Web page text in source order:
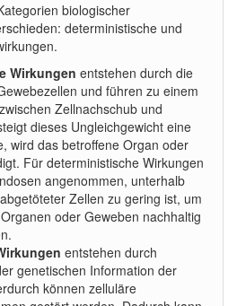
biologischer
deterministische und
Wirkungen entstehen durch die
und führen zu einem
Zellnachschub und
dieses Ungleichgewicht eine
wird das betroffene Organ oder
Für deterministische Wirkungen
angenommen, unterhalb
Zellen zu gering ist, um
oder Geweben nachhaltig
entstehen durch
genetischen Information der
können zelluläre